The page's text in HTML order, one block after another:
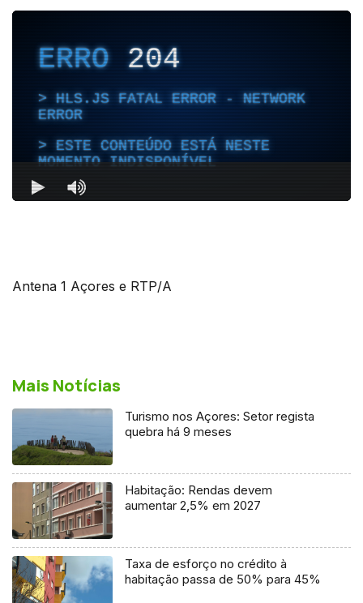
Antena 1 Açores e RTP/A
Mais Notícias
Turismo nos Açores: Setor regista
quebra há 9 meses
Habitação: Rendas devem
aumentar 2,5% em 2027
Taxa de esforço no crédito à
habitação passa de 50% para 45%